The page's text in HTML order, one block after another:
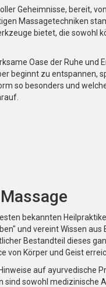
Geheimnisse, bereit,
Massagetechniken
bietet, die sowohl
Oase der Ruhe und
beginnt zu entspannen,
so besonders und
bekannten
und vereint Wissen aus
Bestandteil dieses
von Körper und Geist
auf ayurvedische
sowohl medizinische